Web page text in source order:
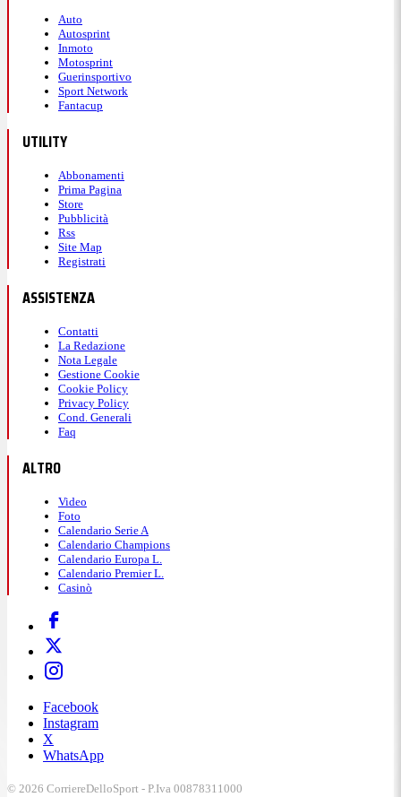
Auto
Autosprint
Inmoto
Motosprint
Guerinsportivo
Sport Network
Fantacup
UTILITY
Abbonamenti
Prima Pagina
Store
Pubblicità
Rss
Site Map
Registrati
ASSISTENZA
Contatti
La Redazione
Nota Legale
Gestione Cookie
Cookie Policy
Privacy Policy
Cond. Generali
Faq
ALTRO
Video
Foto
Calendario Serie A
Calendario Champions
Calendario Europa L.
Calendario Premier L.
Casinò
Facebook
Instagram
X
WhatsApp
© 2026 CorriereDelloSport - P.Iva 00878311000